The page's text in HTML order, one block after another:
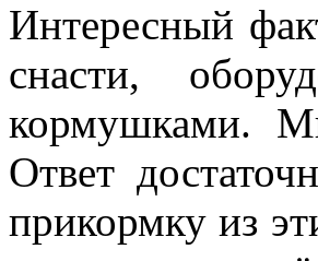
Интересный
снасти,
кормушками.
Ответ
прикормку из